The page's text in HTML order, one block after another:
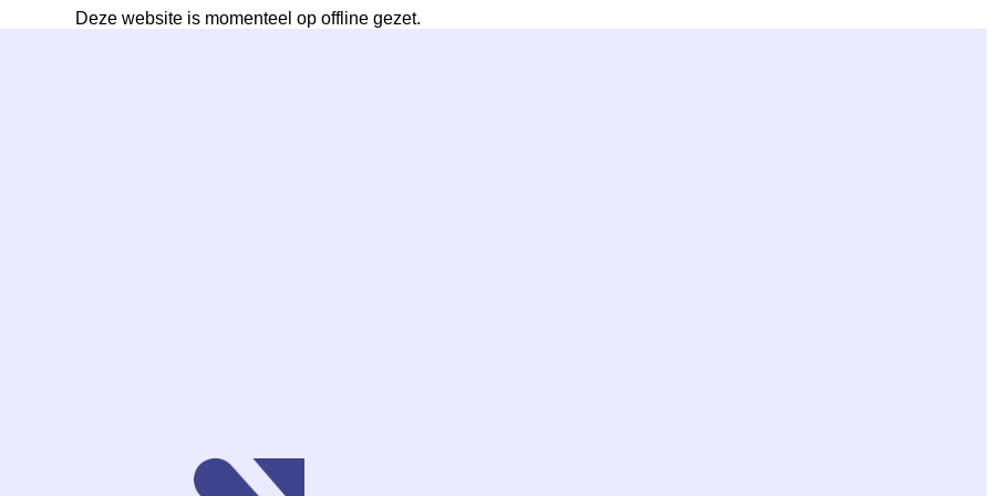
Deze website is momenteel op offline gezet.